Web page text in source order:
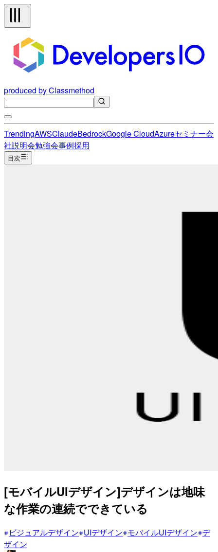
produced by Classmethod
TrendingAWSClaudeBedrockGoogle CloudAzureセミナー会
社説明会勉強会事例採用
目次
[モバイルUIデザイン]デザインは地味
な作業の連続でできている
ビジュアルデザイン UIデザイン モバイルUIデザイン デ
ザイン